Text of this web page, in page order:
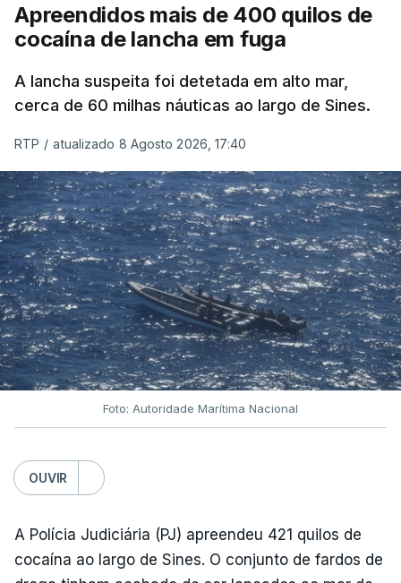
Apreendidos mais de 400 quilos de
cocaína de lancha em fuga
A lancha suspeita foi detetada em alto mar,
cerca de 60 milhas náuticas ao largo de Sines.
RTP / atualizado 8 Agosto 2026, 17:40
Foto: Autoridade Marítima Nacional
OUVIR
A Polícia Judiciária (PJ) apreendeu 421 quilos de
cocaína ao largo de Sines. O conjunto de fardos de